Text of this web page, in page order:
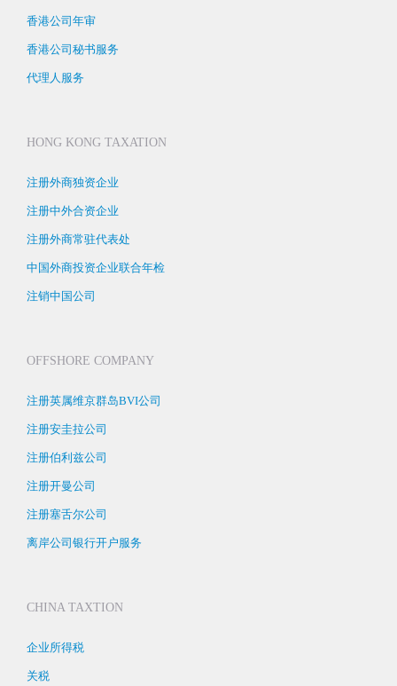
香港公司年审
香港公司秘书服务
代理人服务
HONG KONG TAXATION
注册外商独资企业
注册中外合资企业
注册外商常驻代表处
中国外商投资企业联合年检
注销中国公司
OFFSHORE COMPANY
注册英属维京群岛BVI公司
注册安圭拉公司
注册伯利兹公司
注册开曼公司
注册塞舌尔公司
离岸公司银行开户服务
CHINA TAXTION
企业所得税
关税